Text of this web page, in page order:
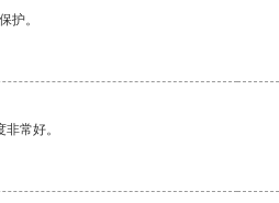
护。
常好。